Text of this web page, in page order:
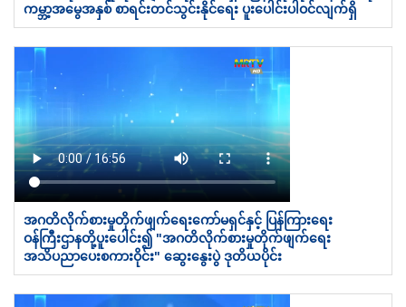
ကမ္ဘာ့အမွေအနှစ် စာရင်းတင်သွင်းနိုင်ရေး ပူးပေါင်းပါဝင်လျက်ရှိ
အဂတိလိုက်စားမှုတိုက်ဖျက်ရေးကော်မရှင်နှင့် ပြန်ကြားရေး
ဝန်ကြီးဌာနတို့ပူးပေါင်း၍ "အဂတိလိုက်စားမှုတိုက်ဖျက်ရေး
အသိပညာပေးစကားဝိုင်း" ဆွေးနွေးပွဲ ဒုတိယပိုင်း